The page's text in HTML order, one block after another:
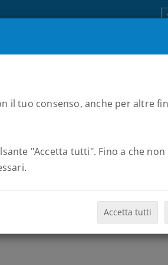
il tuo consenso, anche per altre
"Accetta tutti". Fino a che non
Accetta tutti